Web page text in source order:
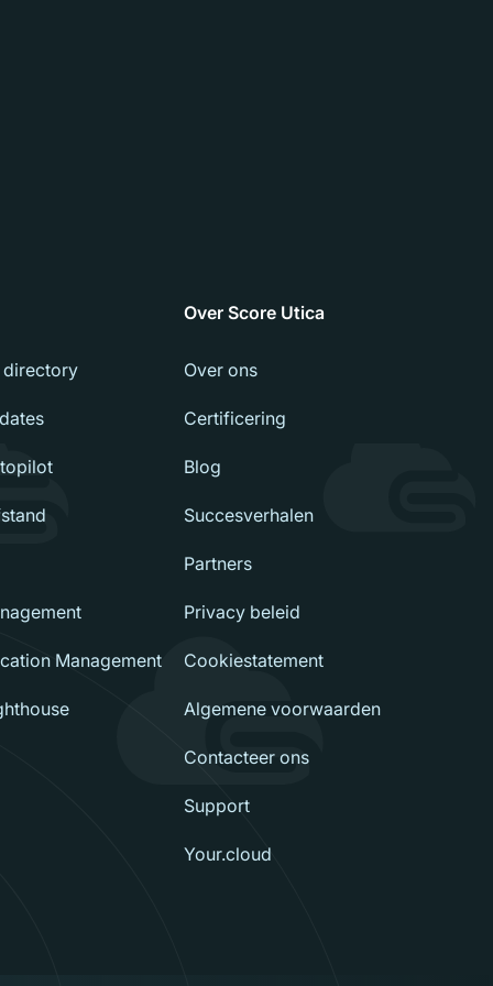
directory
Management
Over Score Utica
Over ons
Certificering
Blog
Succesverhalen
Partners
Privacy beleid
Cookiestatement
Algemene voorwaarden
Contacteer ons
Support
Your.cloud